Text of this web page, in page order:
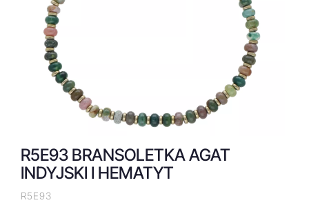
R5E93 BRANSOLETKA AGAT
INDYJSKI I HEMATYT
R5E93